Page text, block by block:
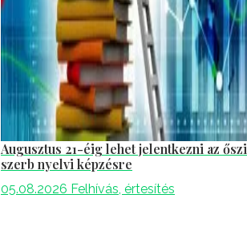
Augusztus 21-éig lehet jelentkezni az őszi
szerb nyelvi képzésre
05.08.2026 Felhívás, értesítés